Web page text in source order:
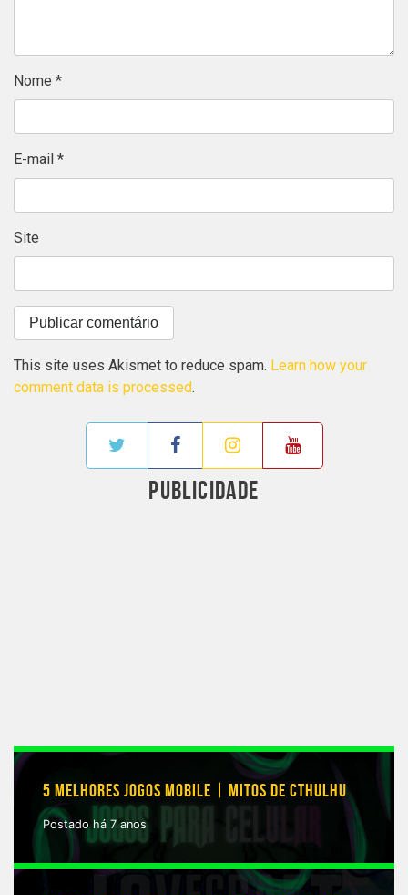
Nome *
E-mail *
Site
This site uses Akismet to reduce spam. Learn how your
comment data is processed.
PUBLICIDADE
5 MELHORES JOGOS MOBILE | MITOS DE CTHULHU
Postado há 7 anos